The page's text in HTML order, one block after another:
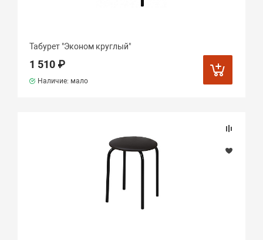
Табурет "Эконом круглый"
1 510 ₽
Наличие: мало